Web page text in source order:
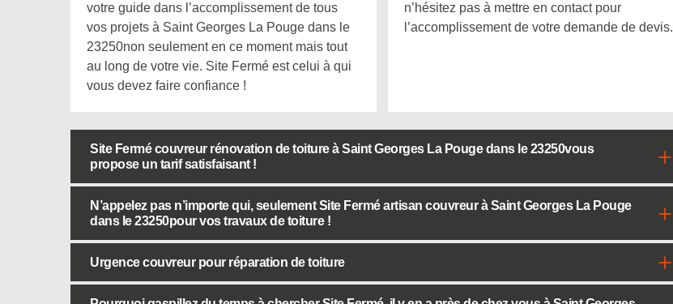
votre guide dans l’accomplissement de tous
vos projets à Saint Georges La Pouge dans le
23250non seulement en ce moment mais tout
au long de votre vie. Site Fermé est celui à qui
vous devez faire confiance !
n’hésitez pas à mettre en contact pour
l’accomplissement de votre demande de devis.
Site Fermé couvreur rénovation de toiture à Saint Georges La Pouge dans le 23250vous
propose un tarif satisfaisant !
N’appelez pas n’importe qui, seulement Site Fermé artisan couvreur à Saint Georges La Pouge
dans le 23250pour vos travaux de toiture !
Urgence couvreur pour réparation de toiture